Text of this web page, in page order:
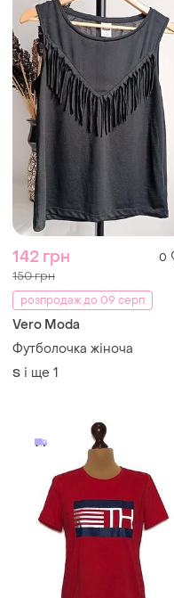
142 грн 0
150 грн
розпродаж до 09 серп
Vero Moda
Футболочка жіноча
S і ще 1